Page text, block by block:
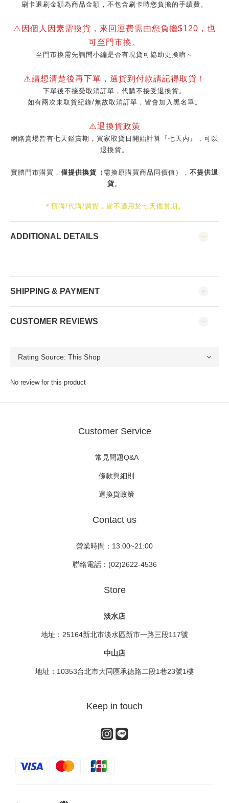
刷卡退刷金額為商品金額，不包含刷卡時您負擔的手續費。
⚠️因個人因素需換貨，來回運費需由您負擔$120，也
可至門市換。
至門市換需先詢問小編是否有現貨可協助更換唷～
⚠️請想清楚後再下單，選貨到付款請記得取貨！
下單後不接受取消訂單，代購不接受退換貨。
如有兩次未取貨紀錄/無故取消訂單，皆會加入黑名單。
⚠️退換貨政策
網路賣場皆有七天鑑賞期，買家取貨日開始計算『七天內』，可以
退換貨。
實體門市購買， 僅提供換貨 （需換原購買商品同價值）， 不提供退
貨。
＊預購/代購/調貨，皆不適用於七天鑑賞期。
ADDITIONAL DETAILS
SHIPPING & PAYMENT
CUSTOMER REVIEWS
No review for this product
Customer Service
常見問題Q&A
條款與細則
退換貨政策
Contact us
營業時間：13:00~21:00
聯絡電話：(02)2622-4536
Store
淡水店
地址：25164新北市淡水區新市一路三段117號
中山店
地址：10353台北市大同區承德路二段1巷23號1樓
Keep in touch